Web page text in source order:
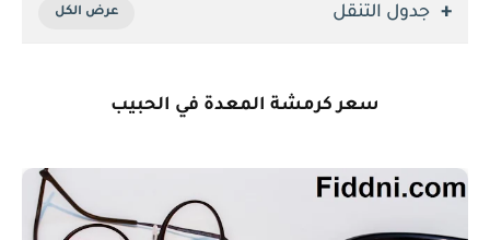
جدول التنقل
سعر كرمشة المعدة في الحبيب